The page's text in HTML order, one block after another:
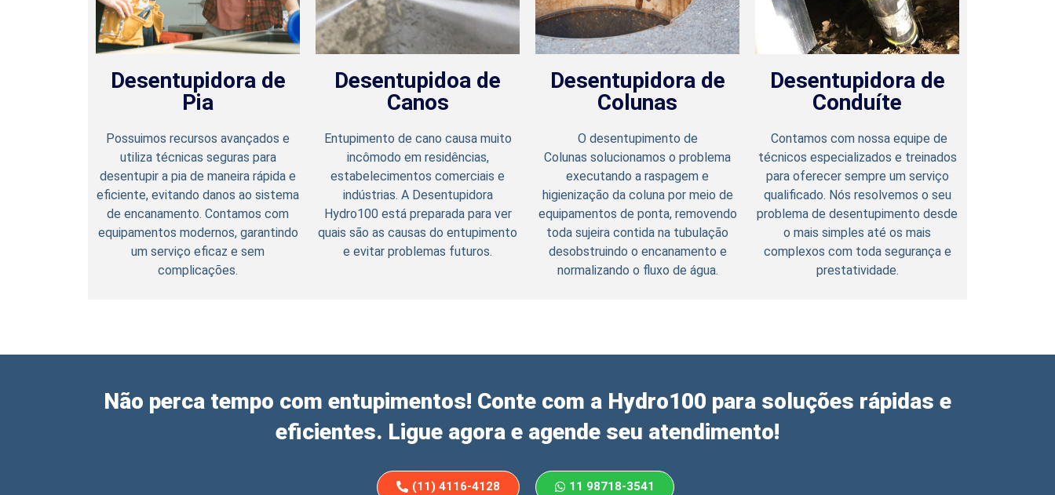
Desentupidora de
Pia
Possuimos recursos avançados e
utiliza técnicas seguras para
desentupir a pia de maneira rápida e
eficiente, evitando danos ao sistema
de encanamento. Contamos com
equipamentos modernos, garantindo
um serviço eficaz e sem
complicações.
Desentupidoa de
Canos
Entupimento de cano causa muito
incômodo em residências,
estabelecimentos comerciais e
indústrias. A Desentupidora
Hydro100 está preparada para ver
quais são as causas do entupimento
e evitar problemas futuros.
Desentupidora de
Colunas
O desentupimento de
Colunas solucionamos o problema
executando a raspagem e
higienização da coluna por meio de
equipamentos de ponta, removendo
toda sujeira contida na tubulação
desobstruindo o encanamento e
normalizando o fluxo de água.
Desentupidora de
Conduíte
⁠ Contamos com nossa equipe de
técnicos especializados e treinados
para oferecer sempre um serviço
qualificado. Nós resolvemos o seu
problema de desentupimento desde
o mais simples até os mais
complexos com toda segurança e
prestatividade.
Não perca tempo com entupimentos! Conte com a Hydro100 para soluções rápidas e
eficientes. Ligue agora e agende seu atendimento!
(11) 4116-4128 11 98718-3541